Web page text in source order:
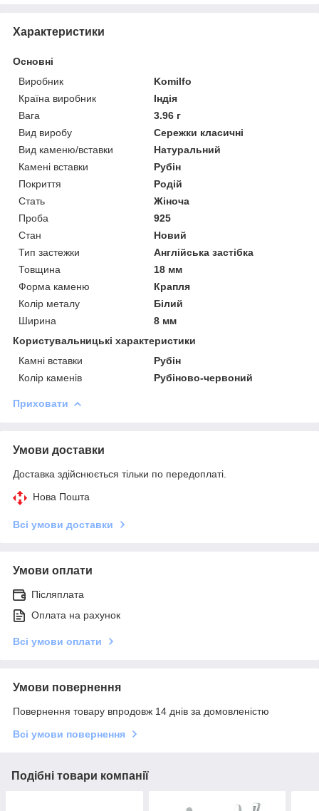
Характеристики
Основні
Виробник
Komilfo
Країна виробник
Індія
Вага
3.96 г
Вид виробу
Сережки класичні
Вид каменю/вставки
Натуральний
Камені вставки
Рубін
Покриття
Родій
Стать
Жіноча
Проба
925
Стан
Новий
Тип застежки
Англійська застібка
Товщина
18 мм
Форма каменю
Крапля
Колір металу
Білий
Ширина
8 мм
Користувальницькі характеристики
Камні вставки
Рубін
Колір каменів
Рубіново-червоний
Приховати
Умови доставки
Доставка здійснюється тільки по передоплаті.
Нова Пошта
Всі умови доставки
Умови оплати
Післяплата
Оплата на рахунок
Всі умови оплати
Умови повернення
Повернення товару впродовж 14 днів за домовленістю
Всі умови повернення
Подібні товари компанії